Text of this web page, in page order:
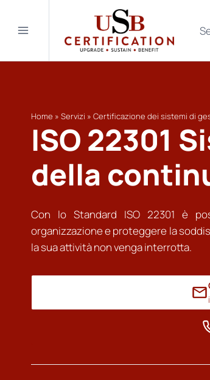
Home » Servizi » Certificazione dei sistemi di
ISO 22301
della
Con lo Standard ISO 22301 è
organizzazione e proteggere la
la sua attività non venga interrotta.